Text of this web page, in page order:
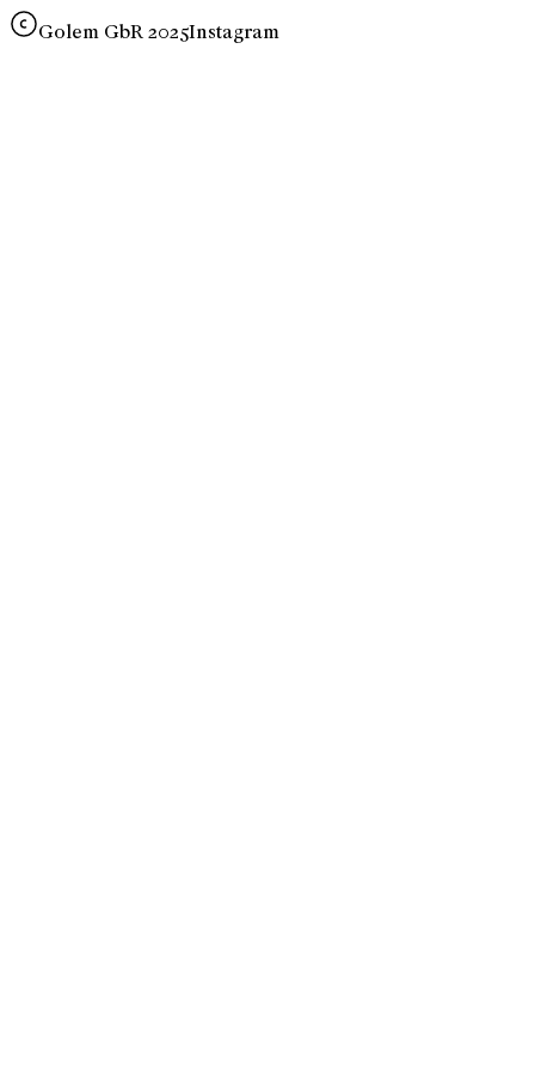
Golem GbR 2025Instagram